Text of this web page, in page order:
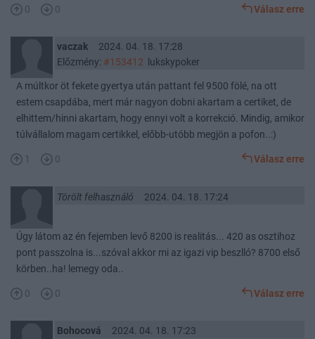
0 0 Válasz erre
vaczak
2024. 04. 18. 17:28
Előzmény: #153412 lukskypoker
A múltkor öt fekete gyertya után pattant fel 9500 fölé, na ott
estem csapdába, mert már nagyon dobni akartam a certiket, de
elhittem/hinni akartam, hogy ennyi volt a korrekció. Mindig, amikor
túlvállalom magam certikkel, előbb-utóbb megjön a pofon..:)
1 0 Válasz erre
Törölt felhasználó 2024. 04. 18. 17:24
Úgy látom az én fejemben levő 8200 is realitás... 420 as osztihoz
pont passzolna is...szóval akkor mi az igazi vip beszlló? 8700 első
körben..ha! lemegy oda..
0 0 Válasz erre
Bohocová 2024. 04. 18. 17:23